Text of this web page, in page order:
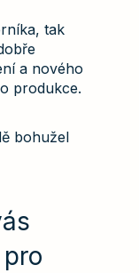
tak
a nového
produkce.
bohužel